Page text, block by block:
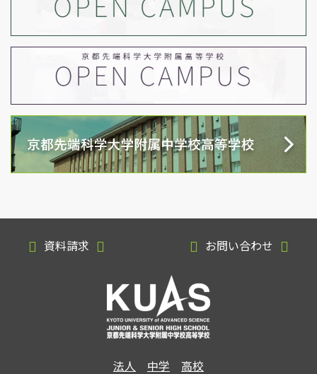
資料請求 お問い合わせ
法人 中学 高校